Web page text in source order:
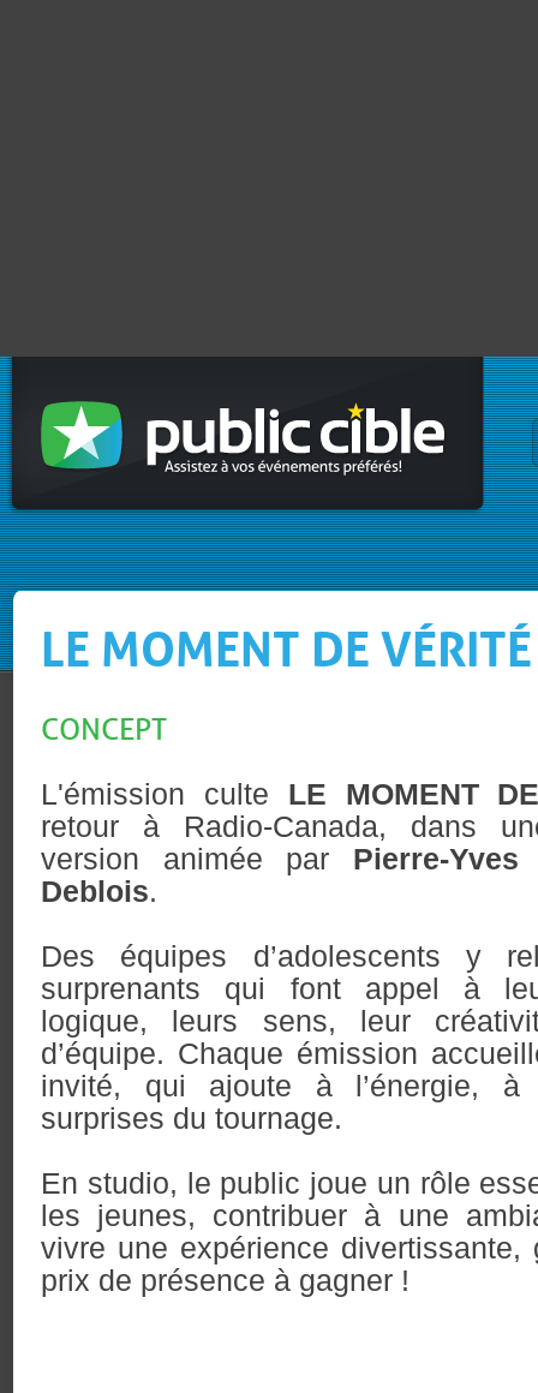
LE MOMENT DE VÉRITÉ
CONCEPT
L'émission culte LE MOMENT
retour à Radio-Canada, dans
version animée par Pierre-
Deblois.
Des équipes d’adolescents y
surprenants qui font appel à
logique, leurs sens, leur
d’équipe. Chaque émission
invité, qui ajoute à l’énergie, à
surprises du tournage.
En studio, le public joue un rôle
les jeunes, contribuer à une
vivre une expérience divertissante,
prix de présence à gagner !